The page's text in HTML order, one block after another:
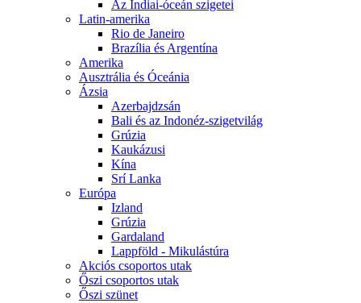
Az Indiai-óceán szigetei
Latin-amerika
Rio de Janeiro
Brazília és Argentína
Amerika
Ausztrália és Óceánia
Ázsia
Azerbajdzsán
Bali és az Indonéz-szigetvilág
Grúzia
Kaukázusi
Kína
Srí Lanka
Európa
Izland
Grúzia
Gardaland
Lappföld - Mikulástúra
Akciós csoportos utak
Őszi csoportos utak
Őszi szünet